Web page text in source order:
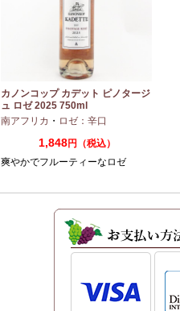
カノンコップ カデット ピノタージ
ュ ロゼ 2025 750ml
南アフリカ ・ ロゼ：辛口
1,848円（税込）
爽やかでフルーティーなロゼ